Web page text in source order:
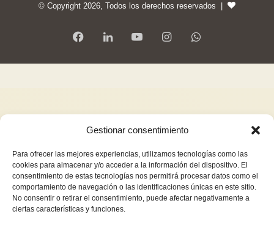
Gestionar consentimiento
Para ofrecer las mejores experiencias, utilizamos tecnologías como las
cookies para almacenar y/o acceder a la información del dispositivo. El
consentimiento de estas tecnologías nos permitirá procesar datos como el
comportamiento de navegación o las identificaciones únicas en este sitio.
No consentir o retirar el consentimiento, puede afectar negativamente a
ciertas características y funciones.
© Copyright 2026, Todos los derechos reservados |